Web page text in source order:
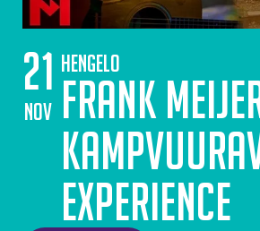
21
nov
Hengelo
Frank
Experience